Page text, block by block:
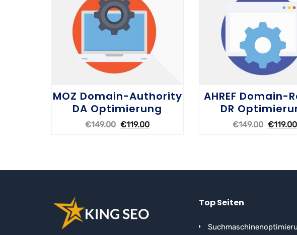
MOZ Domain-Authority
DA Optimierung
€149.00 €119.00 OPTIONEN WÄHLEN
AHREF Domain-
DR
€149.00 €119.00
Top Seiten